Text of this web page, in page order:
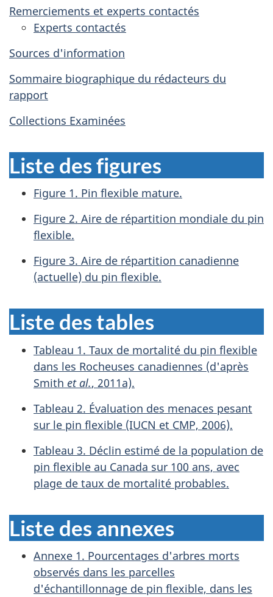
Remerciements et experts contactés
Experts contactés
Sources d'information
Sommaire biographique du rédacteurs du
rapport
Collections Examinées
Liste des figures
Figure 1. Pin flexible mature.
Figure 2. Aire de répartition mondiale du pin
flexible.
Figure 3. Aire de répartition canadienne
(actuelle) du pin flexible.
Liste des tables
Tableau 1. Taux de mortalité du pin flexible
dans les Rocheuses canadiennes (d'après
Smith et al., 2011a).
Tableau 2. Évaluation des menaces pesant
sur le pin flexible (IUCN et CMP, 2006).
Tableau 3. Déclin estimé de la population de
pin flexible au Canada sur 100 ans, avec
plage de taux de mortalité probables.
Liste des annexes
Annexe 1. Pourcentages d'arbres morts
observés dans les parcelles
d'échantillonnage de pin flexible, dans les